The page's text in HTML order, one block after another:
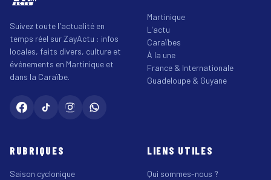
Suivez toute l'actualité en
temps réel sur ZayActu : infos
locales, faits divers, culture et
événements en Martinique et
dans la Caraïbe.
Martinique
L'actu
Caraïbes
À la une
France & Internationale
Guadeloupe & Guyane
RUBRIQUES
Saison cyclonique
LIENS UTILES
Qui sommes-nous ?